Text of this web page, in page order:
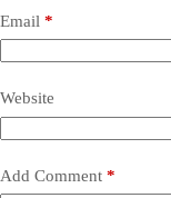
Email *
Website
Add Comment *